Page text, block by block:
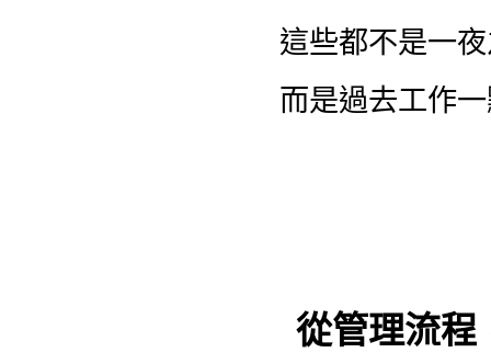
這些都不是一
而是過去工作
從管理流程